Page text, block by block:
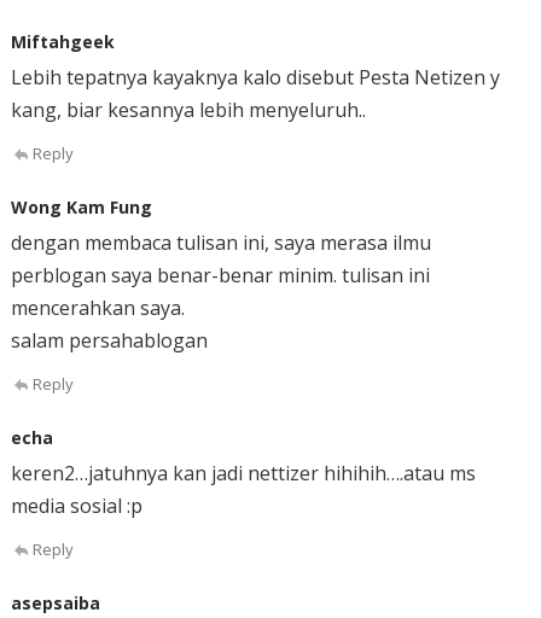
Miftahgeek
Lebih tepatnya kayaknya kalo disebut Pesta Netizen y
kang, biar kesannya lebih menyeluruh..
Reply
Wong Kam Fung
dengan membaca tulisan ini, saya merasa ilmu
perblogan saya benar-benar minim. tulisan ini
mencerahkan saya.
salam persahablogan
Reply
echa
keren2…jatuhnya kan jadi nettizer hihihih….atau ms
media sosial :p
Reply
asepsaiba